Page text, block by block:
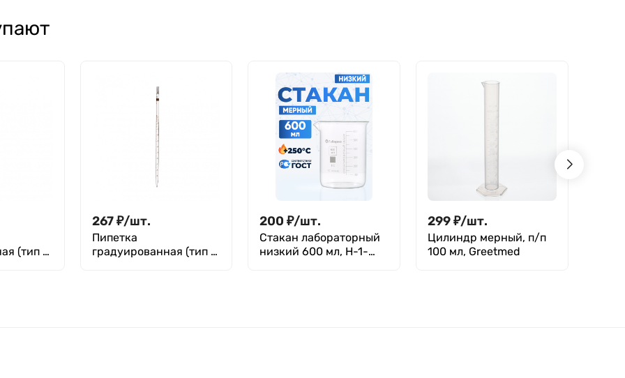
упаковка -
(тип 1
267 ₽/шт.
Пипетка
градуированная (тип 1
200 ₽/шт.
Стакан лабораторный
низкий 600 мл, Н-1-
299₽/шт.
Цилиндр мерный, п/п
100 мл, Greetmed